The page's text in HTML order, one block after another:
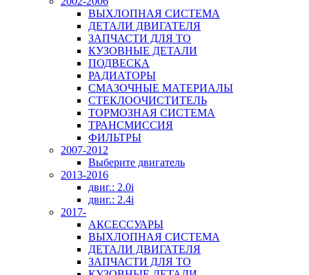
ВЫХЛОПНАЯ СИСТЕМА
ДЕТАЛИ ДВИГАТЕЛЯ
ЗАПЧАСТИ ДЛЯ ТО
КУЗОВНЫЕ ДЕТАЛИ
ПОДВЕСКА
РАДИАТОРЫ
СМАЗОЧНЫЕ МАТЕРИАЛЫ
СТЕКЛООЧИСТИТЕЛЬ
ТОРМОЗНАЯ СИСТЕМА
ТРАНСМИССИЯ
ФИЛЬТРЫ
2007-2012
Выберите двигатель
2013-2016
двиг.: 2.0i
двиг.: 2.4i
2017-
АКСЕССУАРЫ
ВЫХЛОПНАЯ СИСТЕМА
ДЕТАЛИ ДВИГАТЕЛЯ
ЗАПЧАСТИ ДЛЯ ТО